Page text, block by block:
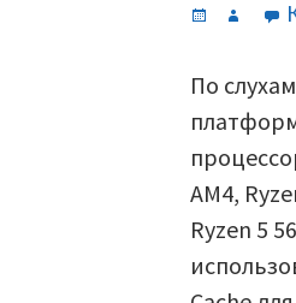
Автор
По
AM4,
Ryzen 5